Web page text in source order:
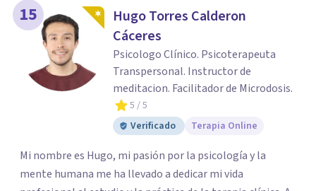
15
Hugo Torres Calderon
Cáceres
Psicologo Clínico. Psicoterapeuta
Transpersonal. Instructor de
meditacion. Facilitador de Microdosis.
5 / 5
Verificado
Terapia Online
Mi nombre es Hugo, mi pasión por la psicología y la
mente humana me ha llevado a dedicar mi vida